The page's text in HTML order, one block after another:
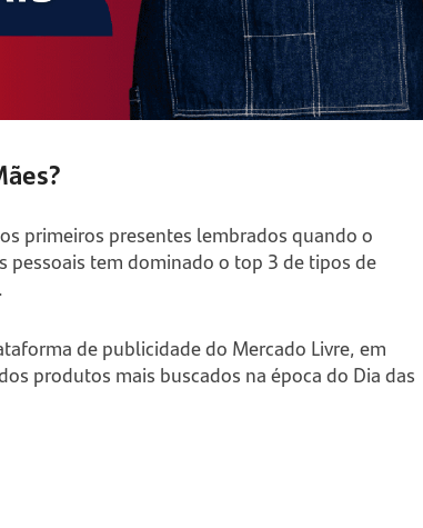
primeiros presentes lembrados quando o
pessoais tem dominado o top 3 de tipos de
de publicidade do Mercado Livre, em
produtos mais buscados na época do Dia das